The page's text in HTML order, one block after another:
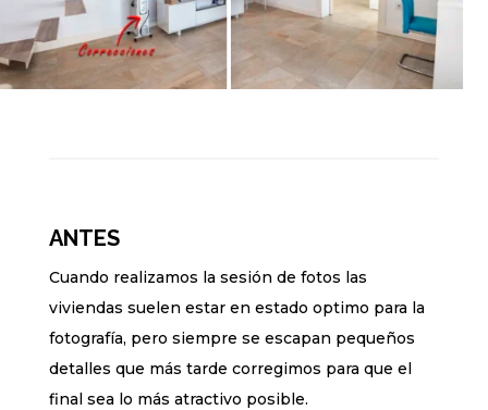
ANTES
Cuando realizamos la sesión de fotos las
viviendas suelen estar en estado optimo para la
fotografía, pero siempre se escapan pequeños
detalles que más tarde corregimos para que el
final sea lo más atractivo posible.